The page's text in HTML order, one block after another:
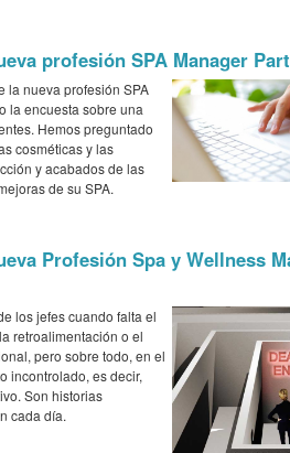
profesión SPA Manager
la nueva profesión SPA
la encuesta sobre una
Hemos preguntado
cosméticas y las
y acabados de las
de su SPA.
Profesión Spa y Wellness
los jefes cuando falta el
retroalimentación o el
pero sobre todo, en el
incontrolado, es decir,
Son historias
cada día.